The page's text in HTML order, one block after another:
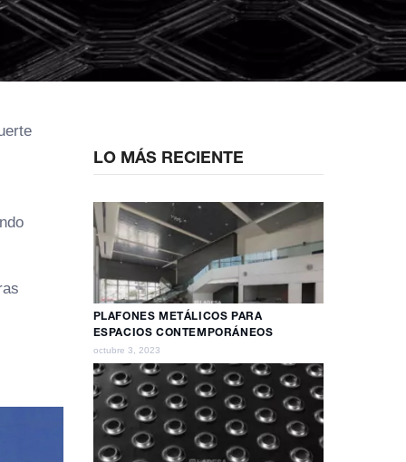
LO MÁS RECIENTE
PLAFONES METÁLICOS PARA
ESPACIOS CONTEMPORÁNEOS
octubre 3, 2023